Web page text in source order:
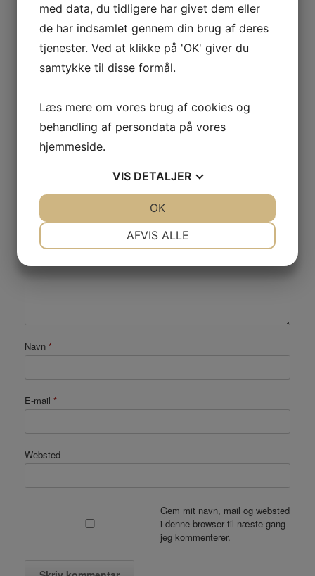
U13/U14/U15 Drenge (2010-2011-2012)
RLK Fodbold
Sjov, bold og
leg
Kommentar*
Navn *
E-mail *
Websted
Gem mit navn, mail og websted
i denne browser til næste gang
jeg kommenterer.
med data, du tidligere har givet dem eller
de har indsamlet gennem din brug af deres
tjenester. Ved at klikke på 'OK' giver du
samtykke til disse formål.
Læs mere om vores brug af cookies og
behandling af persondata på vores
hjemmeside.
VIS DETALJER
AFVIS ALLE
OK